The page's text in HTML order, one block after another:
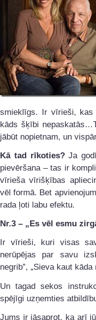
smieklīgs. Ir vīrieši, kas
kāds šķībi
jābūt nopietnam, un
Kā tad rīkoties?Ja
pievēršana – tas ir
vīrieša vīrišķības
vēl formā. Bet
rada ļoti labu efektu.
Nr.3 – „Es vēl esmu
Ir vīrieši, kuri visas
nerūpējas par savu
negrib”, „Sieva kaut
Un tagad sekos
spējīgi uzņemties
Jums ir jāsaprot, ka arī